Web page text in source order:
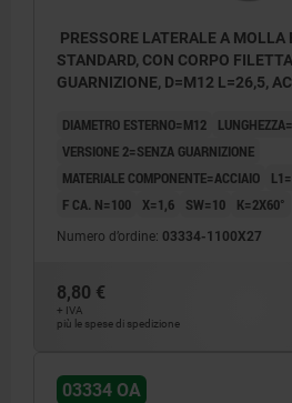
PRESSORE LATERALE A MOLLA
STANDARD, CON CORPO
GUARNIZIONE, D=M12 L=26,5,
DIAMETRO ESTERNO=M12
VERSIONE 2=SENZA GUARNIZIONE
MATERIALE COMPONENTE=ACCIAIO
F CA. N=100 X=1,6 SW=10 K=2X60°
Numero d’ordine: 03334-1100X27
8,80 €
+ IVA
più le spese di spedizione
03334 OA